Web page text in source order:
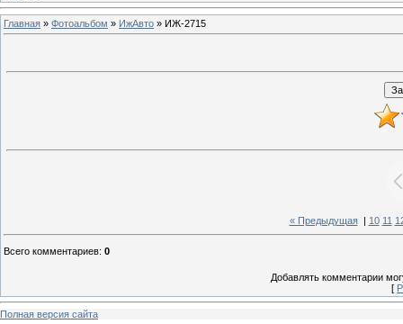
Главная » Фотоальбом » ИжАвто » ИЖ-2715
« Предыдущая| 10 11
Всего комментариев: 0
Добавлять комментарии
[
Полная версия сайта